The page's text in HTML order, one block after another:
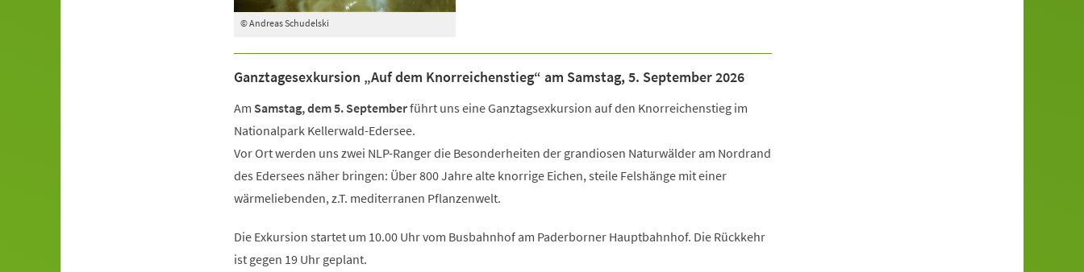
© Andreas Schudelski
Ganztagesexkursion „Auf dem Knorreichenstieg“ am Samstag, 5. September 2026
Am Samstag, dem 5. Septemberführt uns eine Ganztagsexkursion auf den Knorreichenstieg im
Nationalpark Kellerwald-Edersee.
Vor Ort werden uns zwei NLP-Ranger die Besonderheiten der grandiosen Naturwälder am Nordrand
des Edersees näher bringen: Über 800 Jahre alte knorrige Eichen, steile Felshänge mit einer
wärmeliebenden, z.T. mediterranen Pflanzenwelt.
Die Exkursion startet um 10.00 Uhr vom Busbahnhof am Paderborner Hauptbahnhof. Die Rückkehr
ist gegen 19 Uhr geplant.